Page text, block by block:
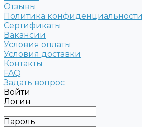
Отзывы
Политика конфиденциальности
Сертификаты
Вакансии
Условия оплаты
Условия доставки
Контакты
FAQ
Задать вопрос
Войти
Логин
Пароль